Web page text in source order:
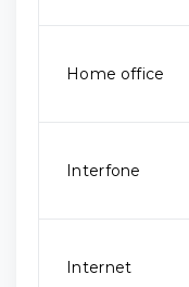
Home office
Interfone
Internet